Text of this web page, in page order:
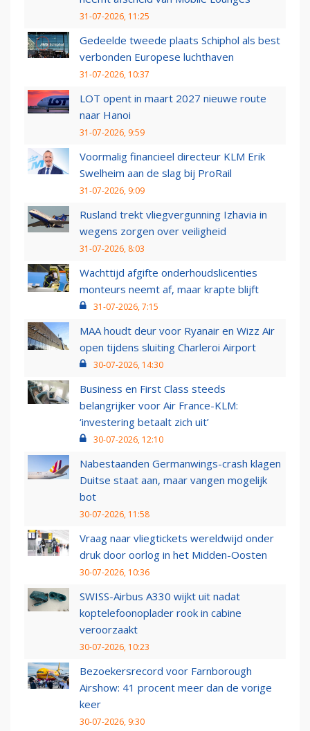
31-07-2026, 11:25
Gedeelde tweede plaats Schiphol als best
verbonden Europese luchthaven
31-07-2026, 10:37
LOT opent in maart 2027 nieuwe route
naar Hanoi
31-07-2026, 9:59
Voormalig financieel directeur KLM Erik
Swelheim aan de slag bij ProRail
31-07-2026, 9:09
Rusland trekt vliegvergunning Izhavia in
wegens zorgen over veiligheid
31-07-2026, 8:03
Wachttijd afgifte onderhoudslicenties
monteurs neemt af, maar krapte blijft
31-07-2026, 7:15
MAA houdt deur voor Ryanair en Wizz Air
open tijdens sluiting Charleroi Airport
30-07-2026, 14:30
Business en First Class steeds
belangrijker voor Air France-KLM:
‘investering betaalt zich uit’
30-07-2026, 12:10
Nabestaanden Germanwings-crash klagen
Duitse staat aan, maar vangen mogelijk
bot
30-07-2026, 11:58
Vraag naar vliegtickets wereldwijd onder
druk door oorlog in het Midden-Oosten
30-07-2026, 10:36
SWISS-Airbus A330 wijkt uit nadat
koptelefoonoplader rook in cabine
veroorzaakt
30-07-2026, 10:23
Bezoekersrecord voor Farnborough
Airshow: 41 procent meer dan de vorige
keer
30-07-2026, 9:30